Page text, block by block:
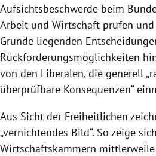
Aufsichtsbeschwerde beim
Arbeit und Wirtschaft prüfen
Grunde liegenden
Rückforderungsmöglichkeiten
von den Liberalen, die generell
überprüfbare Konsequenzen“
Aus Sicht der Freiheitlichen
„vernichtendes Bild“. So zeige
Wirtschaftskammern